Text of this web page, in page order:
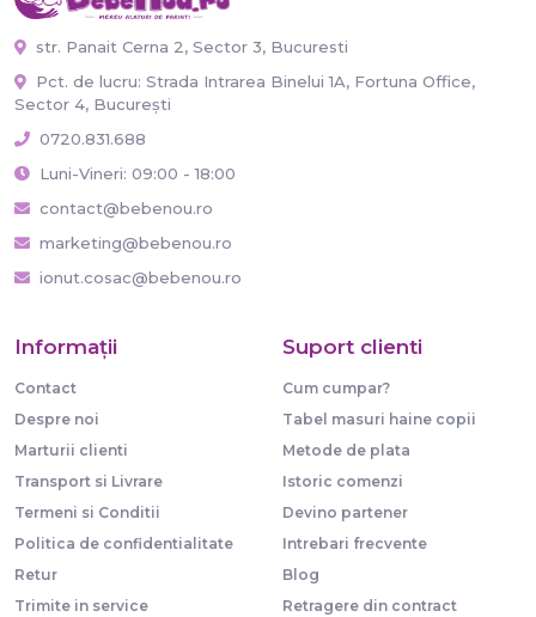
str. Panait Cerna 2, Sector 3, Bucuresti
Pct. de lucru: Strada Intrarea Binelui 1A, Fortuna Office,
Sector 4, București
0720.831.688
Luni-Vineri: 09:00 - 18:00
contact@bebenou.ro
marketing@bebenou.ro
ionut.cosac@bebenou.ro
Informaţii
Contact
Despre noi
Marturii clienti
Transport si Livrare
Termeni si Conditii
Politica de confidentialitate
Retur
Trimite in service
Suport clienti
Cum cumpar?
Tabel masuri haine copii
Metode de plata
Istoric comenzi
Devino partener
Intrebari frecvente
Blog
Retragere din contract